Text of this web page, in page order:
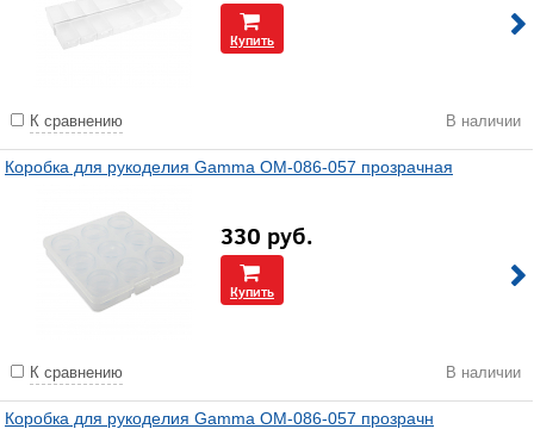
Купить
К сравнению В наличии
Коробка для рукоделия Gamma ОМ-086-057 прозрачная
330 руб.
Купить
К сравнению В наличии
Коробка для рукоделия Gamma OM-086-057 прозрачн